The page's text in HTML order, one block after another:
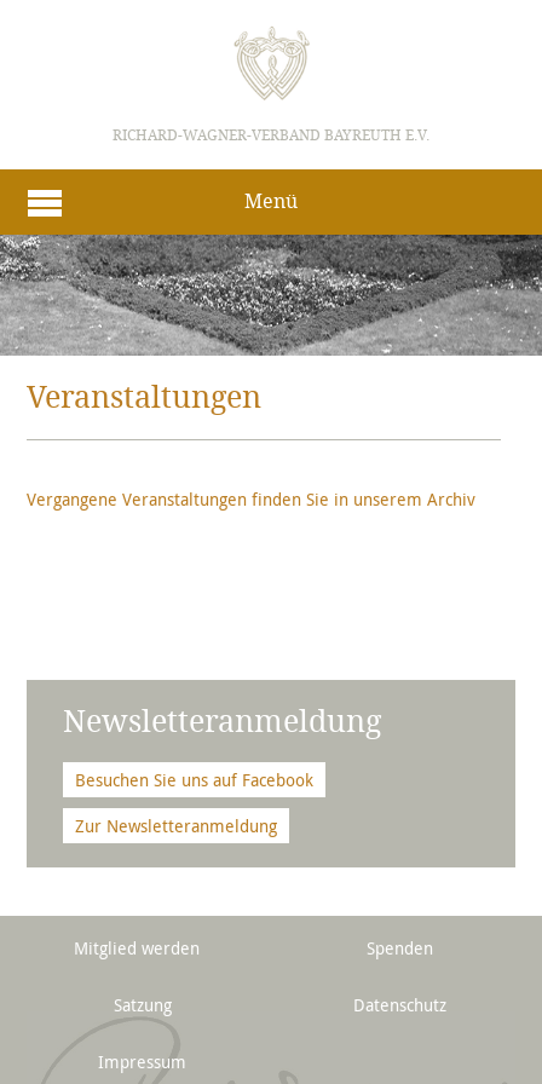
RICHARD-WAGNER-VERBAND BAYREUTH E.V.
Menü
Veranstaltungen
Vergangene Veranstaltungen finden Sie in unserem Archiv
Newsletteranmeldung
Besuchen Sie uns auf Facebook
Zur Newsletteranmeldung
Mitglied werden Spenden
Satzung Datenschutz
Impressum